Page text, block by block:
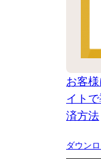
お客
イト
済方法
ダウン